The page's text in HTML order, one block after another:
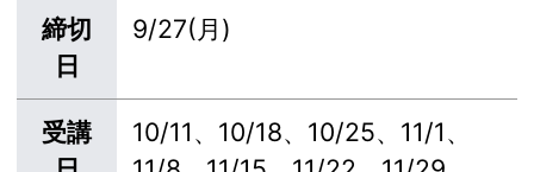
締切
日
9/27(月)
受講
10/11、10/18、10/25、11/1、